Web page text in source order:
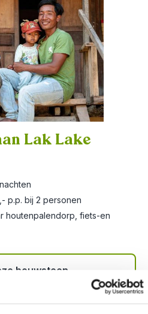
Lak Lake
p.p. bij 2 personen
houtenpalendorp, fiets-en
bouwsteen